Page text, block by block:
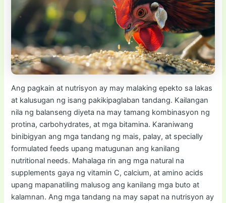
Ang pagkain at nutrisyon ay may malaking epekto sa lakas
at kalusugan ng isang pakikipaglaban tandang. Kailangan
nila ng balanseng diyeta na may tamang kombinasyon ng
protina, carbohydrates, at mga bitamina. Karaniwang
binibigyan ang mga tandang ng mais, palay, at specially
formulated feeds upang matugunan ang kanilang
nutritional needs. Mahalaga rin ang mga natural na
supplements gaya ng vitamin C, calcium, at amino acids
upang mapanatiling malusog ang kanilang mga buto at
kalamnan. Ang mga tandang na may sapat na nutrisyon ay